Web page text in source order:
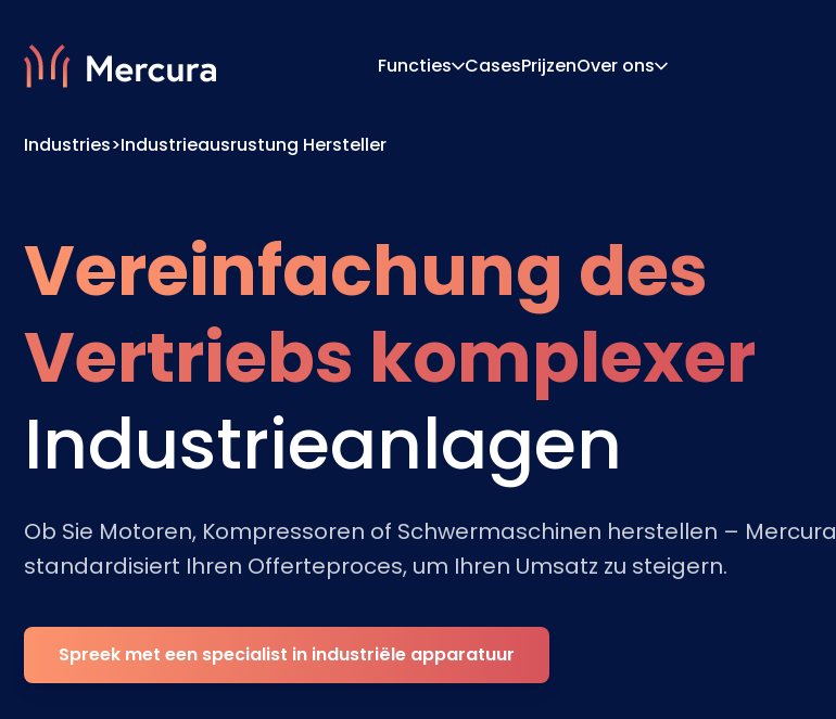
Functies CasesPrijzenOver ons
Contact
Industries>Industrieausrustung Hersteller
Vereinfachung des
Vertriebs komplexer
Industrieanlagen
Ob Sie Motoren, Kompressoren of Schwermaschinen herstellen – Mercura
standardisiert Ihren Offerteproces, um Ihren Umsatz zu steigern.
Spreek met een specialist in industriële apparatuur